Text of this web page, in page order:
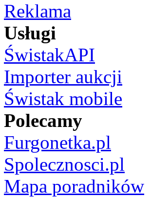
Reklama
Usługi
ŚwistakAPI
Importer aukcji
Świstak mobile
Polecamy
Furgonetka.pl
Spolecznosci.pl
Mapa poradników